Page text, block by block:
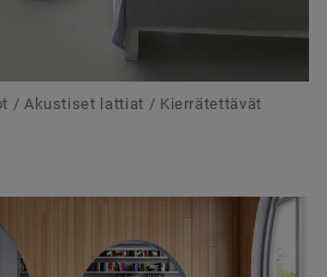
/ Akustiset lattiat / Kierrätettävät